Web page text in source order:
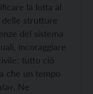
la lotta al
strutture
del sistema
incoraggiare
tutto ciò
che un tempo
Ne